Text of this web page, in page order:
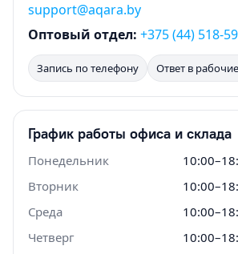
support@aqara.by
Оптовый отдел: +375 (44) 518-
Запись по телефону Ответ в
График работы офиса и склада
Понедельник
Вторник
Среда
Четверг